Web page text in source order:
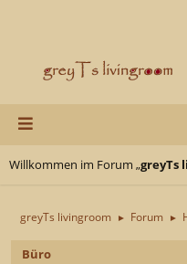
Willkommen im Forum „greyTs
greyTs livingroom ► Forum ►
Büro